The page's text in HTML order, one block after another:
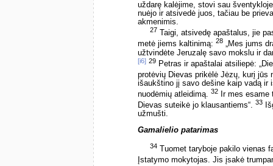
uždarę kalėjime, stovi sau
nuėjo ir atsivedė juos, tačiau be
akmenimis.
27 Taigi, atsivedę apaštalus, jie
metė jiems kaltinimą: 28 „Mes jums
užtvindėte Jeruzalę savo mokslu ir
[i6] 29 Petras ir apaštalai atsiliepė:
protėvių Dievas prikėlė Jėzų, kurį jūs
išaukštino jį savo dešine kaip vadą ir
nuodėmių atleidimą. 32 Ir mes
Dievas suteikė jo klausantiems“. 33
užmušti.
Gamalielio patarimas
34 Tuomet taryboje pakilo vienas
Įstatymo mokytojas. Jis įsakė